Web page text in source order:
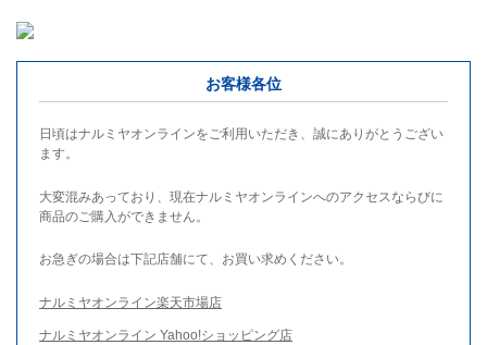
お客様各位
日頃はナルミヤオンラインをご利用いただき、誠にありがとうござい
ます。
大変混みあっており、現在ナルミヤオンラインへのアクセスならびに
商品のご購入ができません。
お急ぎの場合は下記店舗にて、お買い求めください。
ナルミヤオンライン楽天市場店
ナルミヤオンライン Yahoo!ショッピング店